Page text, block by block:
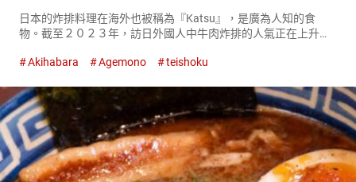
日本的炸排料理在海外也被稱為『Katsu』，是廣為人知的食
物。截至２０２３年，訪日外國人中牛肉炸排的人氣正在上升。
Ichinisan）』是一家開店前就有排隊的熱門店鋪。等待的顧...
Akihabara Agemono teishoku